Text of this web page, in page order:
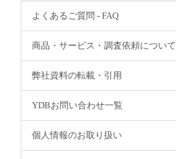
よくあるご質問 - FAQ
商品・サービス・調査依頼について
弊社資料の転載・引用
YDBお問い合わせ一覧
個人情報のお取り扱い